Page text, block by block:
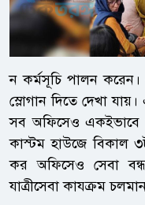
ন কর্মসূচি পালন করেন।
স্লোগান দিতে দেখা
সব অফিসেও একইভাবে
কাস্টম হাউজে বিকাল
কর অফিসেও সেবা
যাত্রীসেবা কাযক্রম